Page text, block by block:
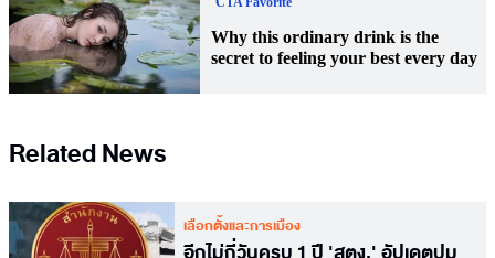
Related News
เลือกตั้งและการเมือง